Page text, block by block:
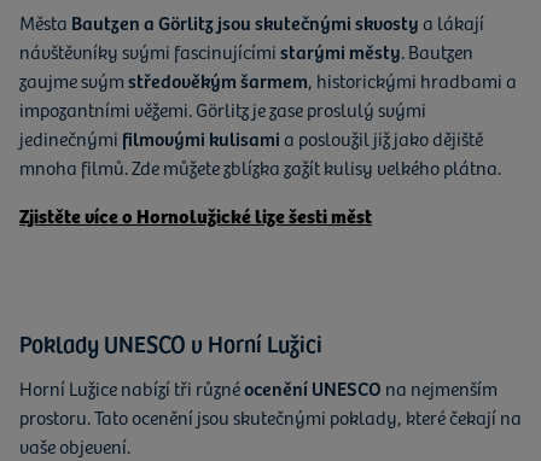
Města Bautzen a Görlitz jsou skutečnými skvostya lákají
návštěvníky svými fascinujícímistarými městy. Bautzen
zaujme svýmstředověkým šarmem, historickými hradbami a
impozantními věžemi. Görlitz je zase proslulý svými
jedinečnými filmovými kulisamia posloužil již jako dějiště
mnoha filmů. Zde můžete zblízka zažít kulisy velkého plátna.
Zjistěte více o Hornolužické lize šesti měst
Poklady UNESCO v Horní Lužici
Horní Lužice nabízí tři různéocenění UNESCO na nejmenším
prostoru. Tato ocenění jsou skutečnými poklady, které čekají na
vaše objevení.